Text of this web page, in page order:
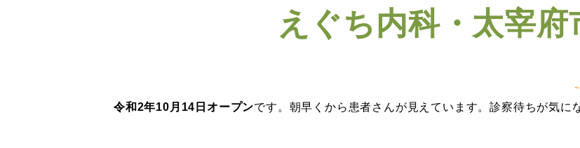
えぐち内科・太宰府
令和2年10月14日オープンです。朝早くから患者さんが見えています。診察待ちが気に